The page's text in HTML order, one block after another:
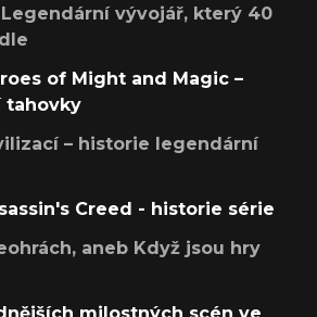
vývojář, který 40
of Might and Magic –
tahovky
– historie legendární
Creed - historie série
aneb Když jsou hry